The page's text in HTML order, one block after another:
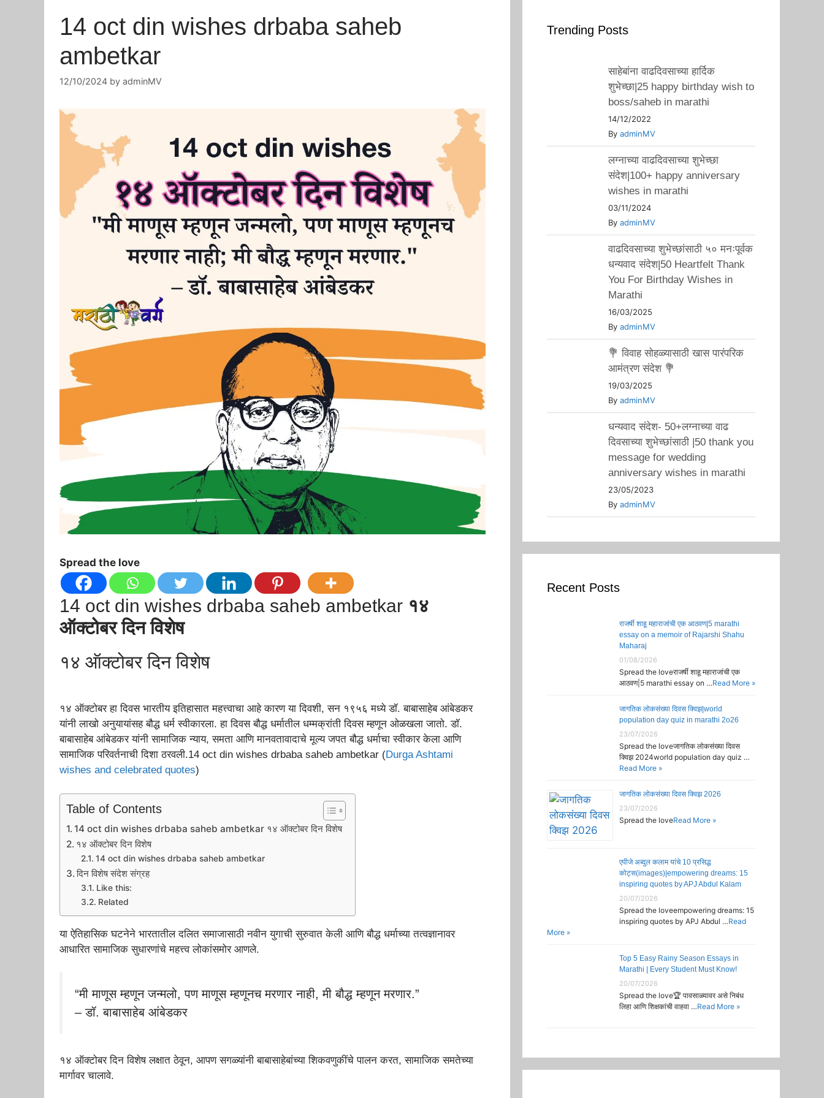
14 oct din wishes drbaba saheb
ambetkar
12/10/2024 by adminMV
Spread the love
14 oct din wishes drbaba saheb ambetkar १४
ऑक्टोबर दिन विशेष
१४ ऑक्टोबर दिन विशेष
१४ ऑक्टोबर हा दिवस भारतीय इतिहासात महत्त्वाचा आहे कारण या दिवशी, सन १९५६ मध्ये डॉ. बाबासाहेब आंबेडकर
यांनी लाखो अनुयायांसह बौद्ध धर्म स्वीकारला. हा दिवस बौद्ध धर्मातील धम्मक्रांती दिवस म्हणून ओळखला जातो. डॉ.
बाबासाहेब आंबेडकर यांनी सामाजिक न्याय, समता आणि मानवतावादाचे मूल्य जपत बौद्ध धर्माचा स्वीकार केला आणि
सामाजिक परिवर्तनाची दिशा ठरवली.14 oct din wishes drbaba saheb ambetkar (Durga Ashtami
wishes and celebrated quotes)
Table of Contents
14 oct din wishes drbaba saheb ambetkar १४ ऑक्टोबर दिन विशेष
१४ ऑक्टोबर दिन विशेष
14 oct din wishes drbaba saheb ambetkar
दिन विशेष संदेश संग्रह
Like this:
Related
या ऐतिहासिक घटनेने भारतातील दलित समाजासाठी नवीन युगाची सुरुवात केली आणि बौद्ध धर्माच्या तत्वज्ञानावर
आधारित सामाजिक सुधारणांचे महत्त्व लोकांसमोर आणले.
“मी माणूस म्हणून जन्मलो, पण माणूस म्हणूनच मरणार नाही, मी बौद्ध म्हणून मरणार.”
– डॉ. बाबासाहेब आंबेडकर
१४ ऑक्टोबर दिन विशेष लक्षात ठेवून, आपण सगळ्यांनी बाबासाहेबांच्या शिकवणुकींचे पालन करत, सामाजिक समतेच्या
मार्गावर चालावे.
Trending Posts
साहेबांना वाढदिवसाच्या हार्दिक
शुभेच्छा|25 happy birthday wish to
boss/saheb in marathi
14/12/2022
By adminMV
लग्नाच्या वाढदिवसाच्या शुभेच्छा
संदेश|100+ happy anniversary
wishes in marathi
03/11/2024
By adminMV
वाढदिवसाच्या शुभेच्छांसाठी ५० मनःपूर्वक
धन्यवाद संदेश|50 Heartfelt Thank
You For Birthday Wishes in
Marathi
16/03/2025
By adminMV
💐 विवाह सोहळ्यासाठी खास पारंपरिक
आमंत्रण संदेश 💐
19/03/2025
By adminMV
धन्यवाद संदेश- 50+लग्नाच्या वाढ
दिवसाच्या शुभेच्छांसाठी |50 thank you
message for wedding
anniversary wishes in marathi
23/05/2023
By adminMV
Recent Posts
राजर्षी शाहू महाराजांची एक आठवण|5 marathi
essay on a memoir of Rajarshi Shahu
Maharaj
01/08/2026
Spread the loveराजर्षी शाहू महाराजांची एक
आठवण|5 marathi essay on …Read More »
जागतिक लोकसंख्या दिवस क्विझ|world
population day quiz in marathi 2o26
23/07/2026
Spread the loveजागतिक लोकसंख्या दिवस
क्विझ 2024world population day quiz …
Read More »
जागतिक लोकसंख्या दिवस क्विझ 2026
23/07/2026
Spread the loveRead More »
एपीजे अब्दुल कलाम यांचे 10 प्रसिद्ध
कोट्स(images)|empowering dreams: 15
inspiring quotes by APJ Abdul Kalam
20/07/2026
Spread the loveempowering dreams: 15
inspiring quotes by APJ Abdul …Read
More »
Top 5 Easy Rainy Season Essays in
Marathi | Every Student Must Know!
20/07/2026
Spread the love🏆 पावसाळ्यावर असे निबंध
लिहा आणि शिक्षकांची वाहवा …Read More »